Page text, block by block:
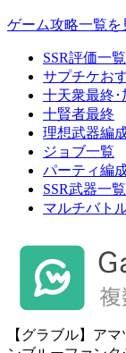
ゲーム攻略一覧を
SSR評価一覧
サプチケお
十天衆最終･
十賢者最終
理想武器編
ジョブ一覧
パーティ編
SSR武器一覧
マルチバト
【グラブル】ア